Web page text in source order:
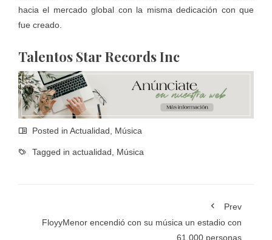
hacia el mercado global con la misma dedicación con que
fue creado.
Talentos Star Records Inc
Posted in Actualidad Música
Tagged in actualidad Música
Prev
FloyyMenor encendió con su música un estadio con
61.000 personas